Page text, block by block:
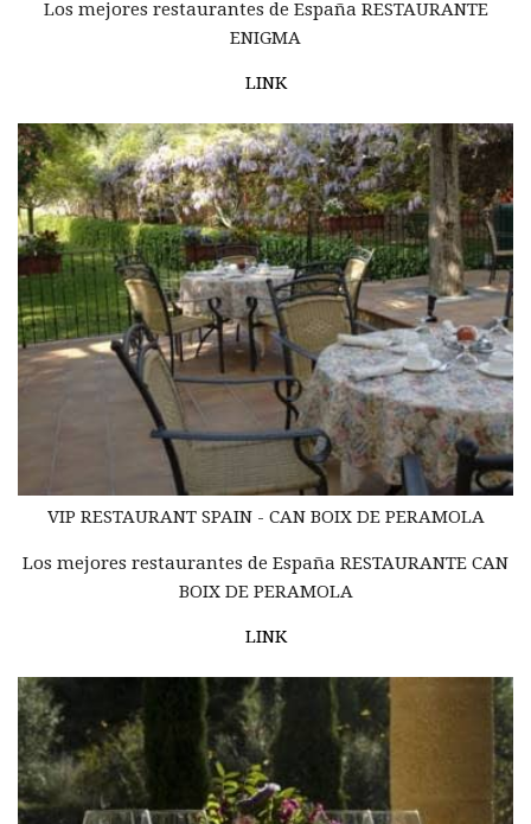
Los mejores restaurantes de España RESTAURANTE
ENIGMA
LINK
VIP RESTAURANT SPAIN - CAN BOIX DE PERAMOLA
Los mejores restaurantes de España RESTAURANTE CAN
BOIX DE PERAMOLA
LINK